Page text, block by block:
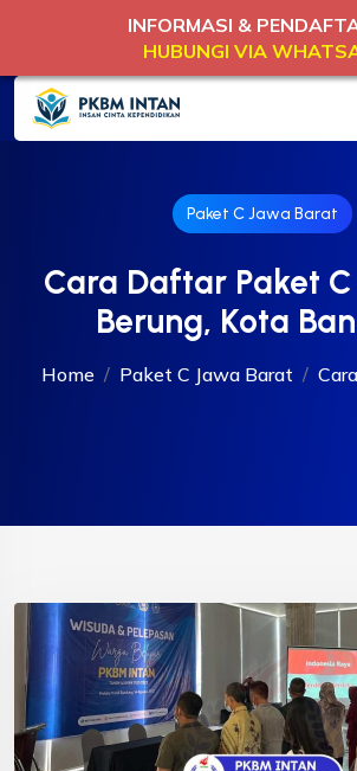
Paket C Jawa Barat
Cara Daftar Paket
Berung, Kota
Home Paket C Jawa Barat
INFORMASI &
HUBUNGI VIA